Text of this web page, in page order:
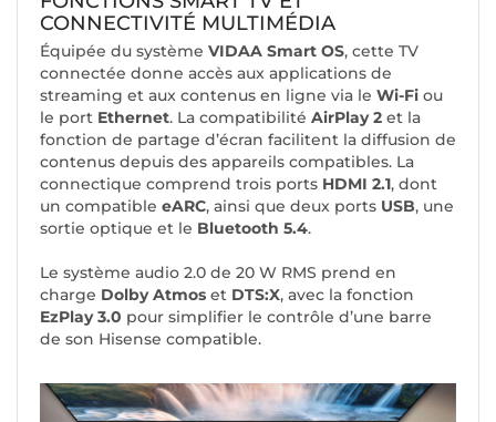
CONNECTIVITÉ MULTIMÉDIA
Équipée du système VIDAA Smart OS, cette TV
connectée donne accès aux applications de
streaming et aux contenus en ligne via le Wi-Fi ou
le port Ethernet. La compatibilité AirPlay 2 et la
fonction de partage d’écran facilitent la diffusion de
contenus depuis des appareils compatibles. La
connectique comprend trois ports HDMI 2.1, dont
un compatible eARC, ainsi que deux ports USB, une
sortie optique et le Bluetooth 5.4.
Le système audio 2.0 de 20 W RMS prend en
charge Dolby Atmos et DTS:X, avec la fonction
EzPlay 3.0 pour simplifier le contrôle d’une barre
de son Hisense compatible.